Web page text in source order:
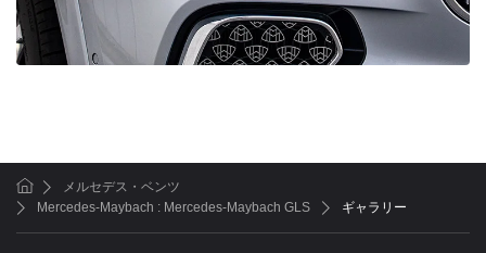
ホームメルセデス・ベンツ
Mercedes-Maybach : Mercedes-Maybach GLS
ギャラリー